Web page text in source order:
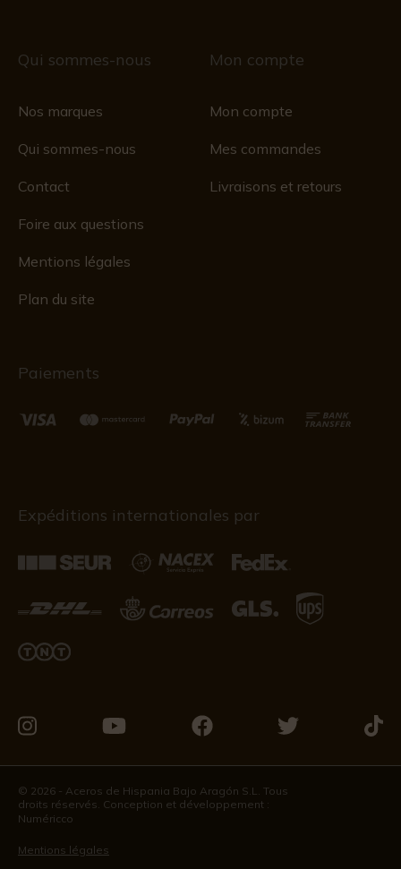
Qui sommes-nous
Nos marques
Qui sommes-nous
Contact
Foire aux questions
Mentions légales
Plan du site
Mon compte
Mon compte
Mes commandes
Livraisons et retours
Paiements
Expéditions internationales par
nous
sur
Instagram
nous
sur
Youtube
nous
sur
Facebook
nous
sur
nous
© 2026 - Aceros de Hispania Bajo Aragón S.L. Tous
droits réservés. Conception et développement :
Numéricco
Mentions légales